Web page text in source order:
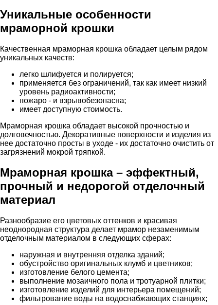
Уникальные особенности
мраморной крошки
Качественная мраморная крошка обладает целым рядом
уникальных качеств:
легко шлифуется и полируется;
применяется без ограничений, так как имеет низкий
уровень радиоактивности;
пожаро - и взрывобезопасна;
имеет доступную стоимость.
Мраморная крошка обладает высокой прочностью и
долговечностью. Декоративные поверхности и изделия из
нее достаточно просты в уходе - их достаточно очистить от
загрязнений мокрой тряпкой.
Мраморная крошка – эффектный,
прочный и недорогой отделочный
материал
Разнообразие его цветовых оттенков и красивая
неоднородная структура делает мрамор незаменимым
отделочным материалом в следующих сферах:
наружная и внутренняя отделка зданий;
обустройство оригинальных клумб и цветников;
изготовление белого цемента;
выполнение мозаичного пола и тротуарной плитки;
изготовление изделий для интерьера помещений;
фильтрование воды на водоснабжающих станциях;